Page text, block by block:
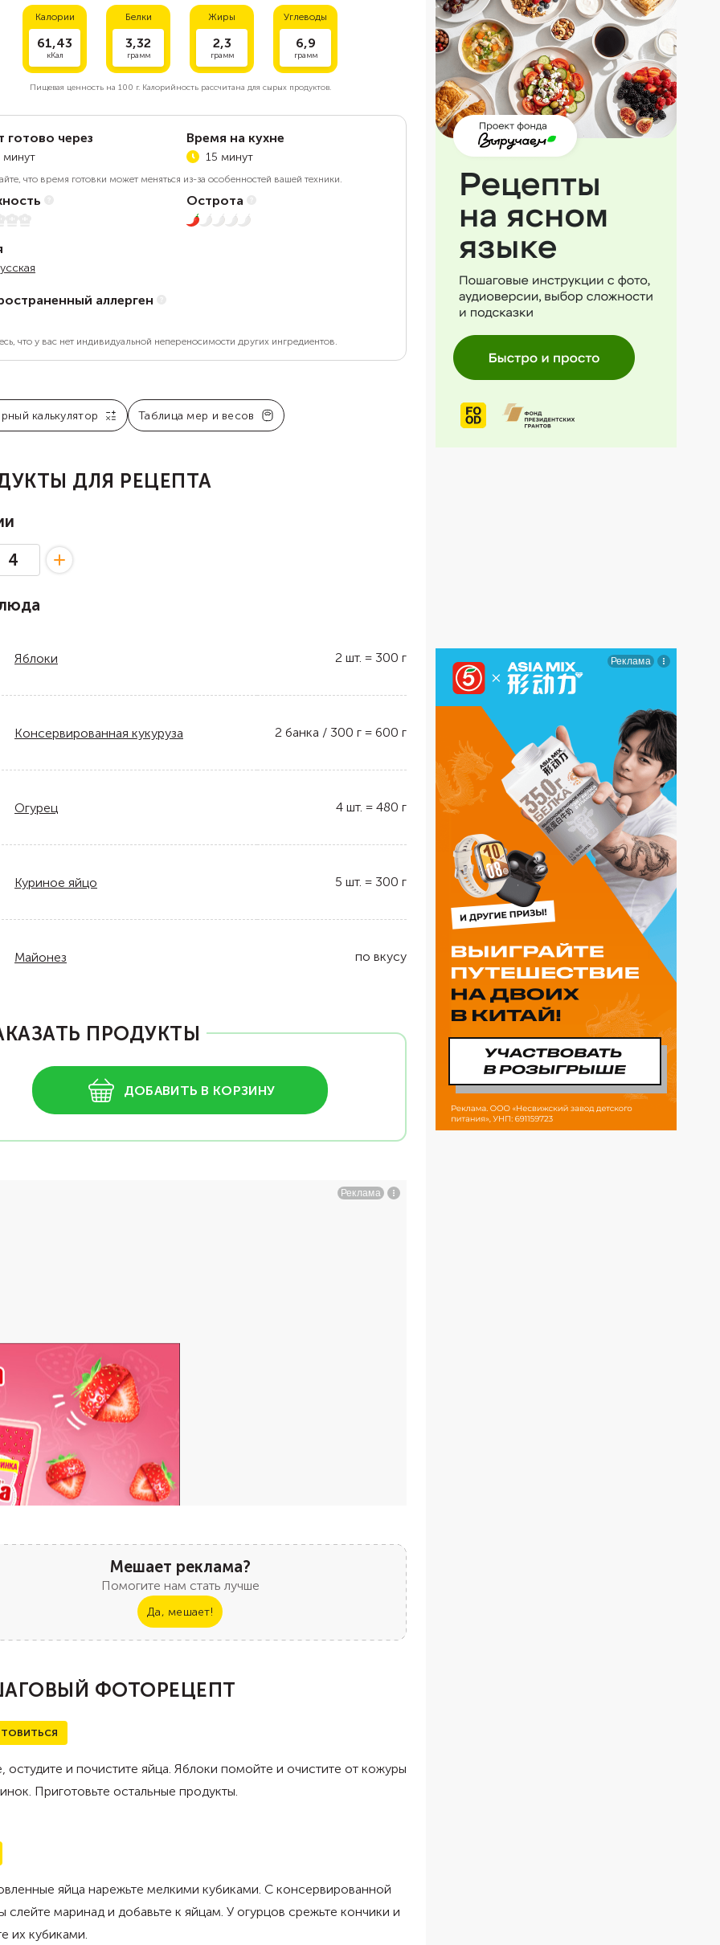
Калории
61,43
кКал
Белки
3,32
грамм
Жиры
2,3
грамм
Углеводы
6,9
грамм
Пищевая ценность на 100 г.Калорийность рассчитана для сырых продуктов.
готово через
минут
Время на кухне
15 минут
что время готовки может меняться из-за особенностей вашей техники.
Острота
1 из 5
аллерген
что у вас нет индивидуальной непереносимости других ингредиентов.
калькулятор Таблица мер и весов
ДЛЯ РЕЦЕПТА
Яблоки 2 шт. = 300 г
Консервированная кукуруза 2 банка / 300 г = 600 г
Огурец 4 шт. = 480 г
Куриное яйцо 5 шт. = 300 г
Майонез по вкусу
ПРОДУКТЫ
ДОБАВИТЬ В КОРЗИНУ
Мешает реклама?
Помогите нам стать лучше
Да, мешает!
ФОТОРЕЦЕПТ
остудите и почистите яйца. Яблоки помойте и очистите от кожуры
Приготовьте остальные продукты.
яйца нарежьте мелкими кубиками. С консервированной
слейте маринад и добавьте к яйцам. У огурцов срежьте кончики и
их кубиками.